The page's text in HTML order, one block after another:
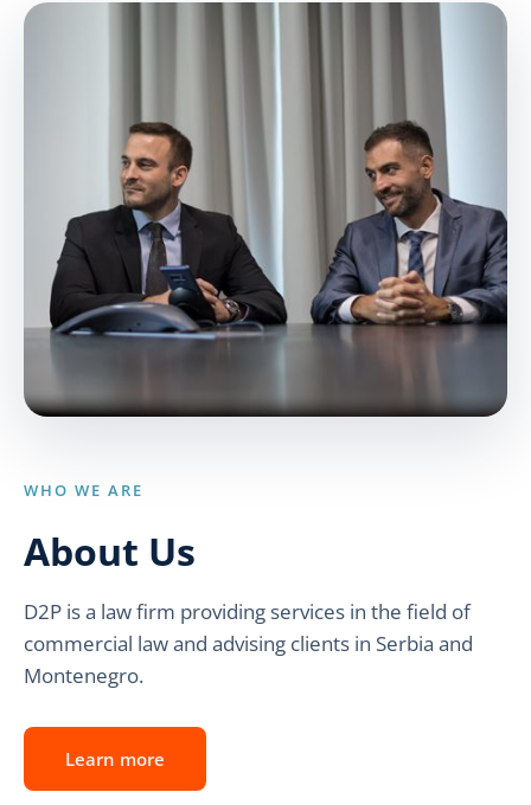
WHO WE ARE
About Us
D2P is a law firm providing services in the field of
commercial law and advising clients in Serbia and
Montenegro.
Learn more